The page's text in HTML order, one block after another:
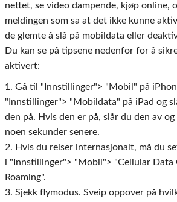
nettet, se video dampende, kjøp online,
meldingen som sa at det ikke kunne
de glemte å slå på mobildata eller
Du kan se på tipsene nedenfor for å
aktivert:
1. Gå til "Innstillinger"> "Mobil" på
"Innstillinger"> "Mobildata" på iPad og
den på. Hvis den er på, slår du den av
noen sekunder senere.
2. Hvis du reiser internasjonalt, må du
i "Innstillinger"> "Mobil"> "Cellular Data
Roaming".
3. Sjekk flymodus. Sveip oppover på